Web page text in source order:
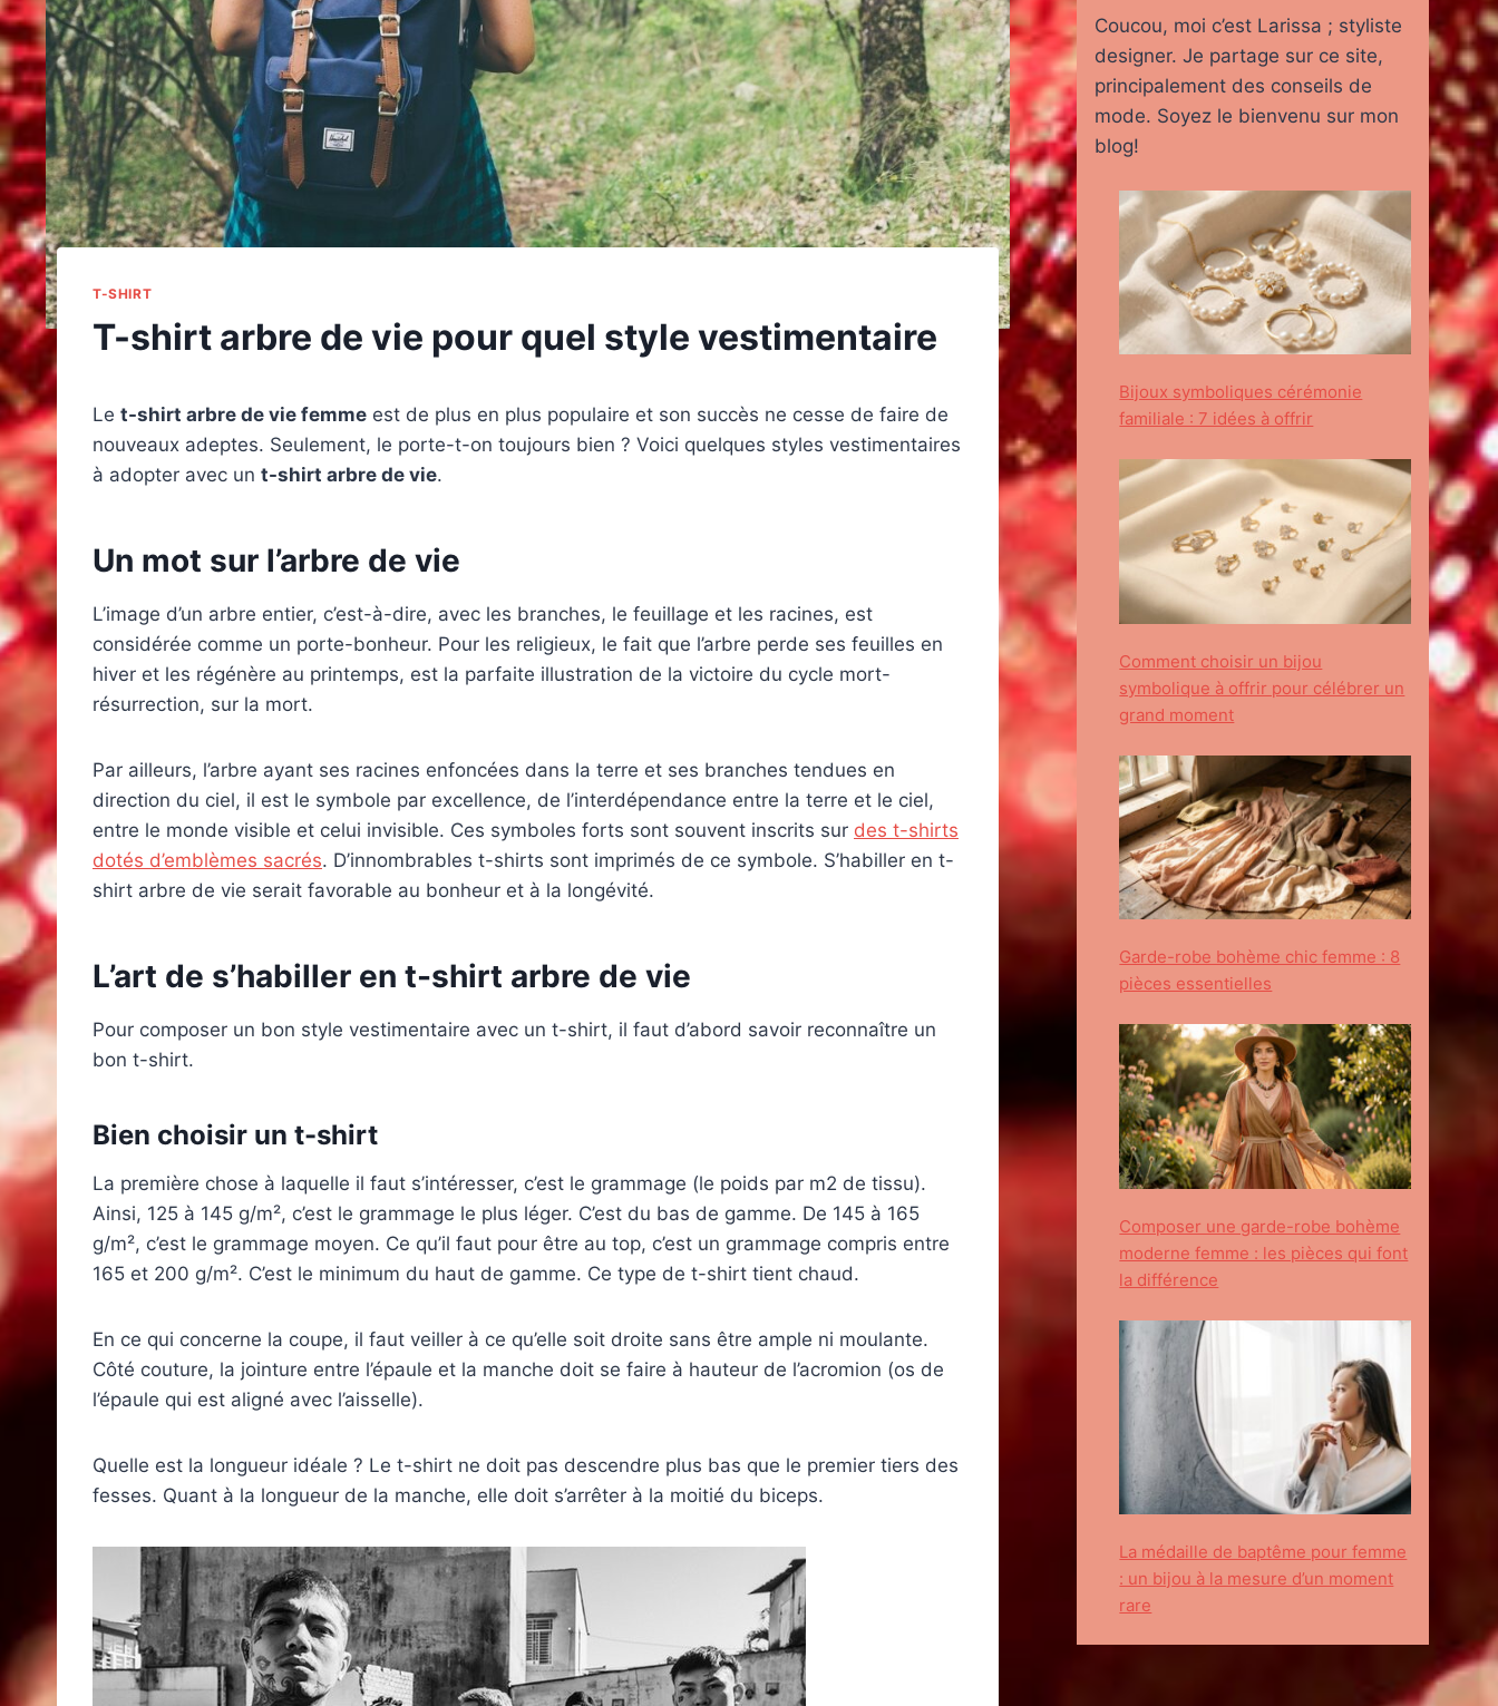
T-SHIRT
T-shirt arbre de vie pour quel style vestimentaire
Le t-shirt arbre de vie femme est de plus en plus populaire et son succès ne cesse de faire de
nouveaux adeptes. Seulement, le porte-t-on toujours bien ? Voici quelques styles vestimentaires
à adopter avec un t-shirt arbre de vie.
Un mot sur l’arbre de vie
L’image d’un arbre entier, c’est-à-dire, avec les branches, le feuillage et les racines, est
considérée comme un porte-bonheur. Pour les religieux, le fait que l’arbre perde ses feuilles en
hiver et les régénère au printemps, est la parfaite illustration de la victoire du cycle mort-
résurrection, sur la mort.
Par ailleurs, l’arbre ayant ses racines enfoncées dans la terre et ses branches tendues en
direction du ciel, il est le symbole par excellence, de l’interdépendance entre la terre et le ciel,
entre le monde visible et celui invisible. Ces symboles forts sont souvent inscrits sur des t-shirts
dotés d’emblèmes sacrés. D’innombrables t-shirts sont imprimés de ce symbole. S’habiller en t-
shirt arbre de vie serait favorable au bonheur et à la longévité.
L’art de s’habiller en t-shirt arbre de vie
Pour composer un bon style vestimentaire avec un t-shirt, il faut d’abord savoir reconnaître un
bon t-shirt.
Bien choisir un t-shirt
La première chose à laquelle il faut s’intéresser, c’est le grammage (le poids par m2 de tissu).
Ainsi, 125 à 145 g/m², c’est le grammage le plus léger. C’est du bas de gamme. De 145 à 165
g/m², c’est le grammage moyen. Ce qu’il faut pour être au top, c’est un grammage compris entre
165 et 200 g/m². C’est le minimum du haut de gamme. Ce type de t-shirt tient chaud.
En ce qui concerne la coupe, il faut veiller à ce qu’elle soit droite sans être ample ni moulante.
Côté couture, la jointure entre l’épaule et la manche doit se faire à hauteur de l’acromion (os de
l’épaule qui est aligné avec l’aisselle).
Quelle est la longueur idéale ? Le t-shirt ne doit pas descendre plus bas que le premier tiers des
fesses. Quant à la longueur de la manche, elle doit s’arrêter à la moitié du biceps.
Coucou, moi c’est Larissa ; styliste
designer. Je partage sur ce site,
principalement des conseils de
mode. Soyez le bienvenu sur mon
blog!
Bijoux symboliques cérémonie
familiale : 7 idées à offrir
Comment choisir un bijou
symbolique à offrir pour célébrer un
grand moment
Garde-robe bohème chic femme : 8
pièces essentielles
Composer une garde-robe bohème
moderne femme : les pièces qui font
la différence
La médaille de baptême pour femme
: un bijou à la mesure d’un moment
rare